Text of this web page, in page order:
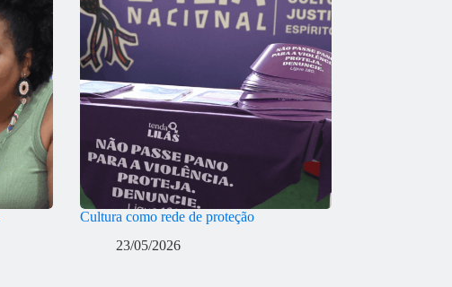
Cultura como rede de proteção
23/05/2026